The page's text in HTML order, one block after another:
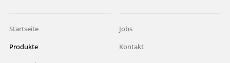
Startseite
Produkte
Jobs
Kontakt